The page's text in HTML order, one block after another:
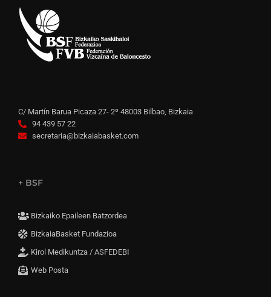
C/ Martín Barua Picaza 27- 2º 48003 Bilbao, Bizkaia
94 439 57 22
secretaria@bizkaiabasket.com
+ BSF
Bizkaiko Epaileen Batzordea
BizkaiaBasket Fundazioa
Kirol Medikuntza / ASFEDEBI
Web Posta